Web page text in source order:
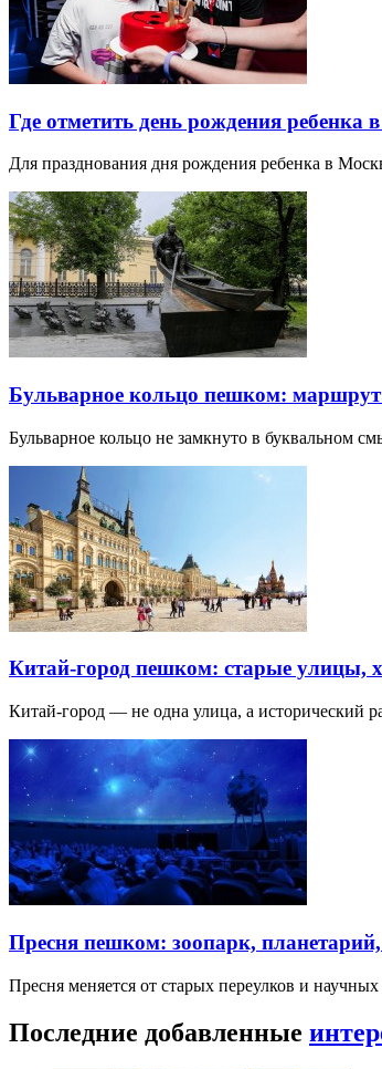
Где отметить день рождения
Для празднования дня рождения ребенка в
Бульварное кольцо пешком: маршрут
Бульварное кольцо не замкнуто в буквальном
Китай-город пешком: старые улицы,
Китай-город — не одна улица, а исторический
Пресня пешком: зоопарк,
Пресня меняется от старых переулков и
Последние добавленные